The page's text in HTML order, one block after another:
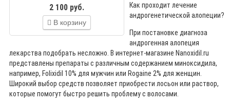
2 100 руб.
В корзину
Как проходит лечение
андрогенетической алопеции?
При постановке диагноза
андрогенная алопеция
лекарства подобрать несложно. В интернет-магазине Nanoxidil.ru
представлены препараты с различным содержанием миноксидила,
например, Folixidil 10% для мужчин или Rogaine 2% для женщин.
Широкий выбор средств позволяет приобрести лосьон или раствор,
которые помогут быстро решить проблему с волосами.